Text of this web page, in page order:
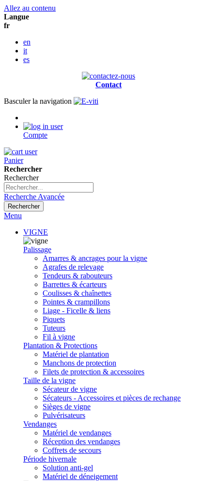
Allez au contenu
Langue
fr
en
it
es
Contact
Basculer la navigation
Compte
Panier
Rechercher
Rechercher
Recherche Avancée
Rechercher
Menu
VIGNE
Palissage
Amarres & ancrages pour la vigne
Agrafes de relevage
Tendeurs & rabouteurs
Barrettes & écarteurs
Coulisses & chaînettes
Pointes & crampillons
Liage - Ficelle & liens
Piquets
Tuteurs
Fil à vigne
Plantation & Protections
Matériel de plantation
Manchons de protection
Filets de protection & accessoires
Taille de la vigne
Sécateur de vigne
Sécateurs - Accessoires et pièces de rechange
Sièges de vigne
Pulvérisateurs
Vendanges
Matériel de vendanges
Réception des vendanges
Coffrets de secours
Période hivernale
Solution anti-gel
Matériel de déneigement